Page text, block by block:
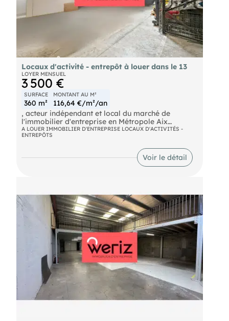
Locaux d'activité - entrepôt à louer dans le 13
LOYER MENSUEL
3 500 €
SURFACE
360 m²
MONTANT AU M²
116,64 €/m²/an
, acteur indépendant et local du marché de
l'immobilier d'entreprise en Métropole Aix
Marseille Provence vous propose à la location un
local mixte idéalement situé au coeur la zone
industrielle de Vitrolles, bénéficiant d'un accès
livraison de plain-pied, de bureaux totalement
rénovés et de 6 places de parking privatives.
A LOUER IMMOBILIER D'ENTREPRISE LOCAUX D'ACTIVITÉS -
ENTREPÔTS
Voir le détail